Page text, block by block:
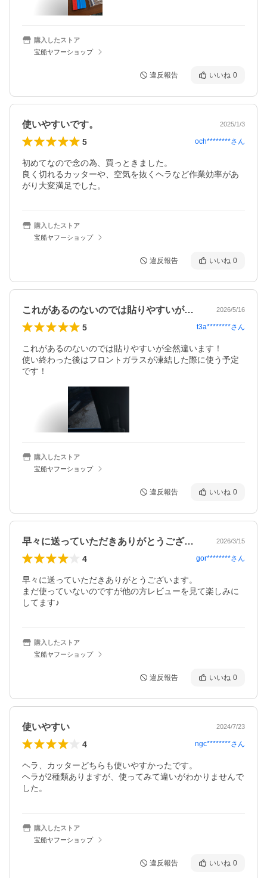
購入したストア
宝船ヤフーショップ
違反報告 いいね 0
使いやすいです。 2025/1/3
5 och********さん
初めてなので念の為、買っときました。
良く切れるカッターや、空気を抜くヘラなど作業効率があ
がり大変満足でした。
購入したストア
宝船ヤフーショップ
違反報告 いいね 0
これがあるのないのでは貼りやすいが全然… 2026/5/16
5 t3a********さん
これがあるのないのでは貼りやすいが全然違います！
使い終わった後はフロントガラスが凍結した際に使う予定
です！
購入したストア
宝船ヤフーショップ
違反報告 いいね 0
早々に送っていただきありがとうございま… 2026/3/15
4 gor********さん
早々に送っていただきありがとうございます。
まだ使っていないのですが他の方レビューを見て楽しみに
してます♪
購入したストア
宝船ヤフーショップ
違反報告 いいね 0
使いやすい 2024/7/23
4 ngc********さん
ヘラ、カッターどちらも使いやすかったです。
ヘラが2種類ありますが、使ってみて違いがわかりませんで
した。
購入したストア
宝船ヤフーショップ
違反報告 いいね 0